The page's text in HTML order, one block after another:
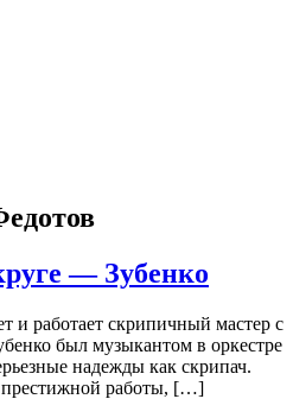
и музыкантах
— Зубенко
и работает скрипичный мастер с
был музыкантом в оркестре
надежды как скрипач.
работы, […]